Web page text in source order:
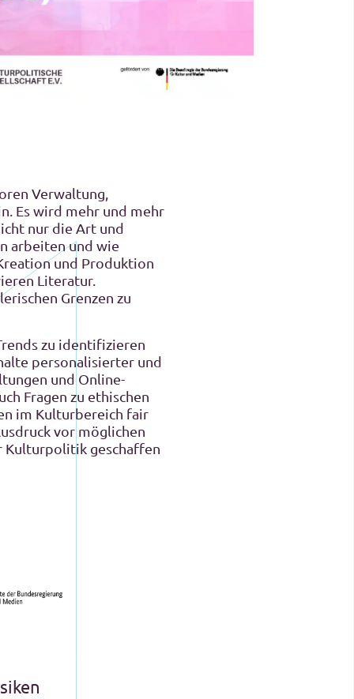
Verwaltung,
Es wird mehr und mehr
nur die Art und
arbeiten und wie
und Produktion
Literatur.
Grenzen zu
zu identifizieren
personalisierter und
und Online-
Fragen zu ethischen
im Kulturbereich fair
vor möglichen
Kulturpolitik geschaffen